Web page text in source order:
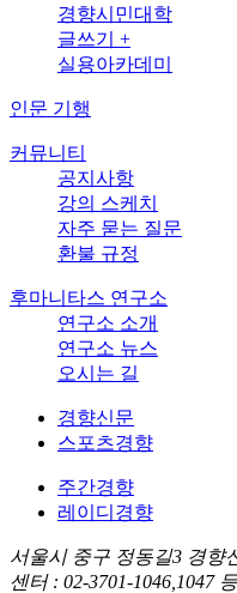
경향시민대학
글쓰기 +
실용아카데미
인문 기행
커뮤니티
공지사항
강의 스케치
자주 묻는 질문
환불 규정
후마니타스 연구소
연구소 소개
연구소 뉴스
오시는 길
경향신문
스포츠경향
주간경향
레이디경향
서울시 중구 정동길3 경향
센터 : 02-3701-1046,1047